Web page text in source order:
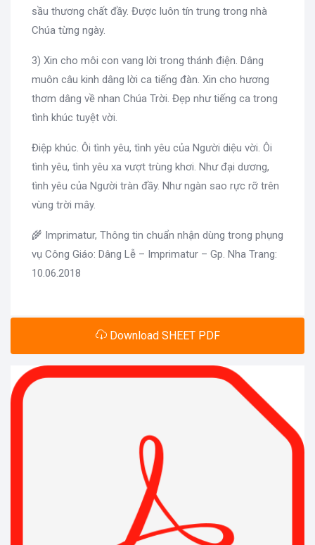
sầu thương chất đầy. Được luôn tín trung trong nhà
Chúa từng ngày.
3) Xin cho môi con vang lời trong thánh điện. Dâng
muôn câu kinh dâng lời ca tiếng đàn. Xin cho hương
thơm dâng về nhan Chúa Trời. Đẹp như tiếng ca trong
tình khúc tuyệt vời.
Điệp khúc. Ôi tình yêu, tình yêu của Người diệu vời. Ôi
tình yêu, tình yêu xa vượt trùng khơi. Như đại dương,
tình yêu của Người tràn đầy. Như ngàn sao rực rỡ trên
vùng trời mây.
🌾 Imprimatur, Thông tin chuẩn nhận dùng trong phụng
vụ Công Giáo: Dâng Lễ – Imprimatur – Gp. Nha Trang:
10.06.2018
Download SHEET PDF